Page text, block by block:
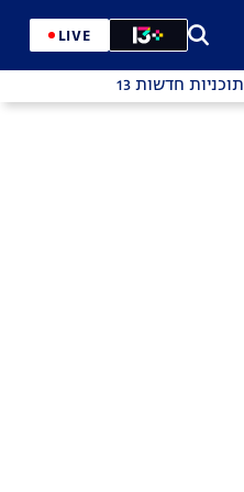
LIVE
תוכניות חדשות 13